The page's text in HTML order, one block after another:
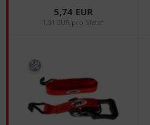
5,74 EUR
1,91 EUR pro Meter